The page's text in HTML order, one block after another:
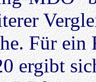
Für ein
ergibt